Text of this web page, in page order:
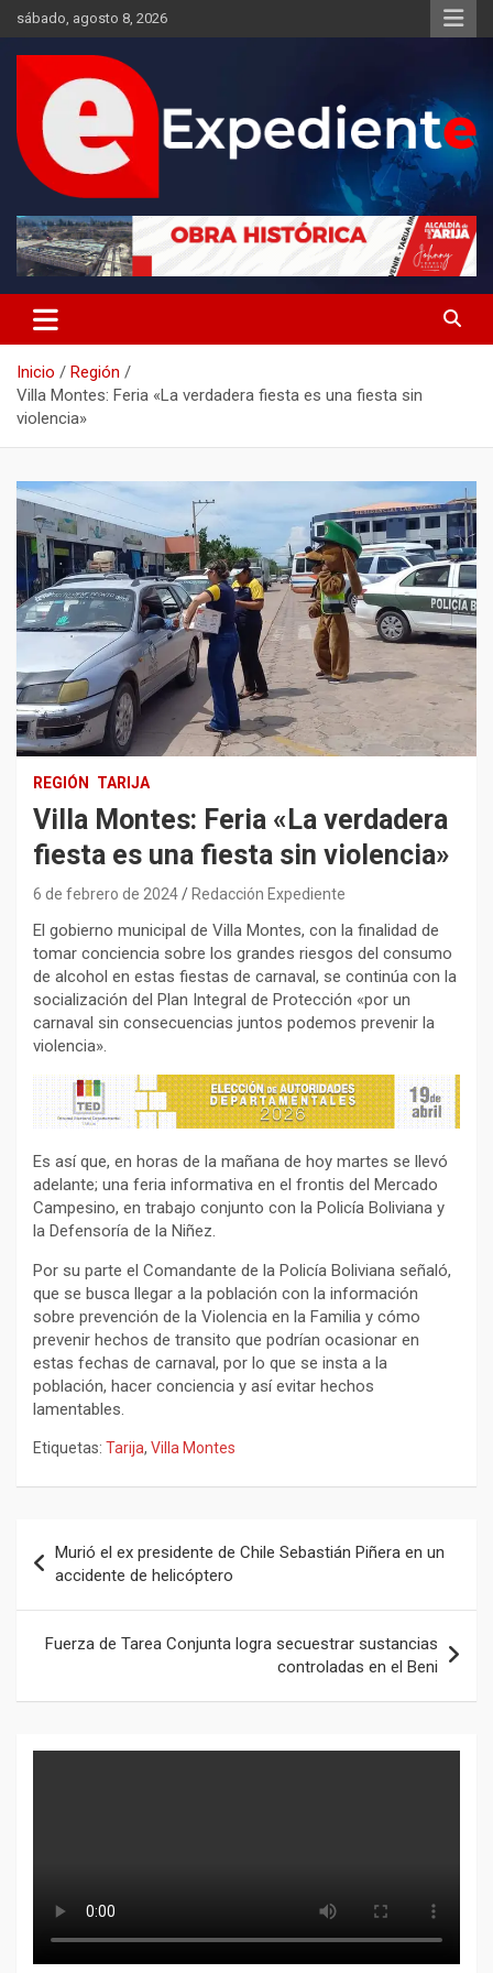
Saltar
al
contenido
sábado, agosto 8, 2026
Expediente
Inicio
Región
Villa Montes: Feria «La verdadera fiesta es una fiesta sin
violencia»
REGIÓN TARIJA
Villa Montes: Feria «La verdadera
fiesta es una fiesta sin violencia»
6 de febrero de 2024 Redacción Expediente
El gobierno municipal de Villa Montes, con la finalidad de
tomar conciencia sobre los grandes riesgos del consumo
de alcohol en estas fiestas de carnaval, se continúa con la
socialización del Plan Integral de Protección «por un
carnaval sin consecuencias juntos podemos prevenir la
violencia».
Es así que, en horas de la mañana de hoy martes se llevó
adelante; una feria informativa en el frontis del Mercado
Campesino, en trabajo conjunto con la Policía Boliviana y
la Defensoría de la Niñez.
Por su parte el Comandante de la Policía Boliviana señaló,
que se busca llegar a la población con la información
sobre prevención de la Violencia en la Familia y cómo
prevenir hechos de transito que podrían ocasionar en
estas fechas de carnaval, por lo que se insta a la
población, hacer conciencia y así evitar hechos
lamentables.
Etiquetas: Tarija, Villa Montes
de
entradas
Murió el ex presidente de Chile Sebastián Piñera en un
accidente de helicóptero
Fuerza de Tarea Conjunta logra secuestrar sustancias
controladas en el Beni